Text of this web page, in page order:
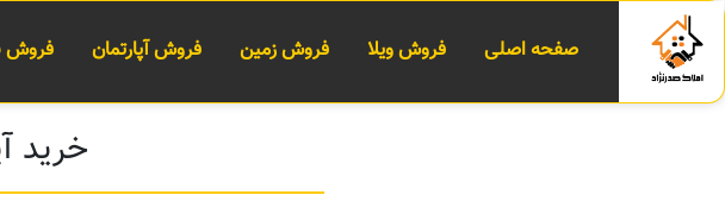
صفحه اصلی فروش ویلا فروش زمین فروش آپارتمان فروش
خرید